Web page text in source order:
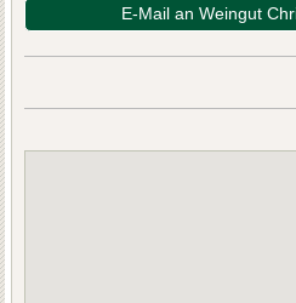
E-Mail an Weingut